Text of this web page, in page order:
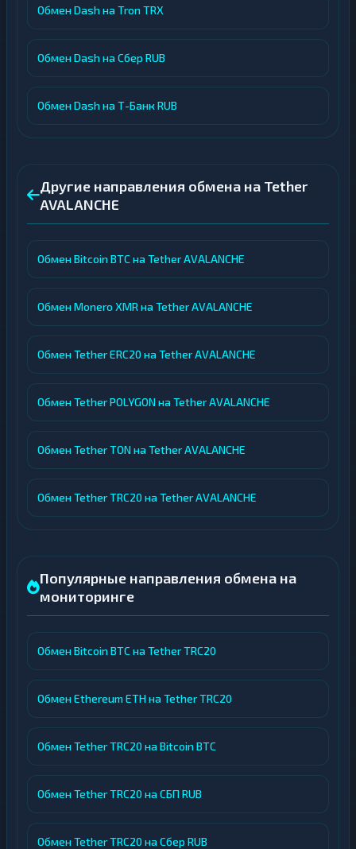
Обмен Dash на Tron TRX
Обмен Dash на Сбер RUB
Обмен Dash на Т-Банк RUB
Другие направления обмена на Tether
AVALANCHE
Обмен Bitcoin BTC на Tether AVALANCHE
Обмен Monero XMR на Tether AVALANCHE
Обмен Tether ERC20 на Tether AVALANCHE
Обмен Tether POLYGON на Tether AVALANCHE
Обмен Tether TON на Tether AVALANCHE
Обмен Tether TRC20 на Tether AVALANCHE
Популярные направления обмена на
мониторинге
Обмен Bitcoin BTC на Tether TRC20
Обмен Ethereum ETH на Tether TRC20
Обмен Tether TRC20 на Bitcoin BTC
Обмен Tether TRC20 на СБП RUB
Обмен Tether TRC20 на Сбер RUB